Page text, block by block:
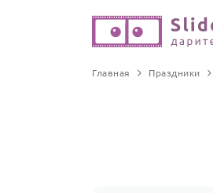
Главная Праздники